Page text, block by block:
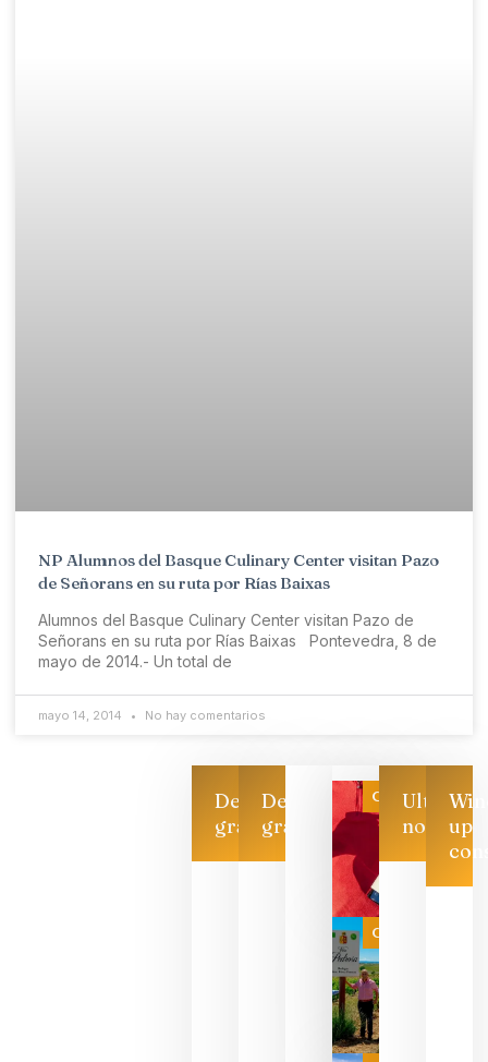
NP Alumnos del Basque Culinary Center visitan Pazo
de Señorans en su ruta por Rías Baixas
Alumnos del Basque Culinary Center visitan Pazo de
Señorans en su ruta por Rías Baixas Pontevedra, 8 de
mayo de 2014.- Un total de
mayo 14, 2014 No hay comentarios
Descarga
gratis
Descarga
gratis
Categoría
Categoría
Ultimas
noticias
up